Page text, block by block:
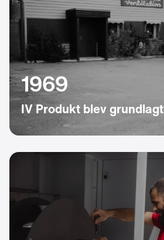
1969
IV Produkt blev grundlagt